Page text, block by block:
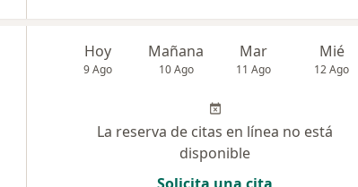
Hoy
9 Ago
Mañana
10 Ago
Mar
11 Ago
Mié
12 Ago
La reserva de citas en línea no está
disponible